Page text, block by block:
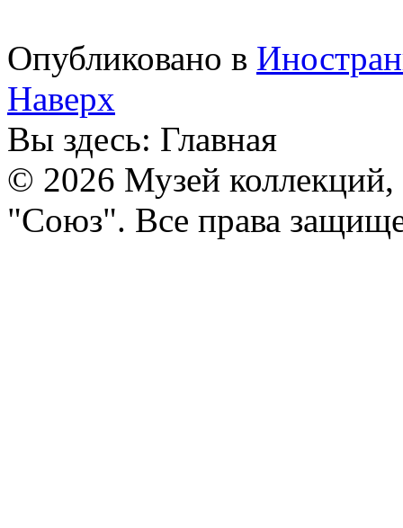
Опубликовано в
Наверх
Вы здесь: Главная
© 2026 Музей коллекций,
"Союз". Все права